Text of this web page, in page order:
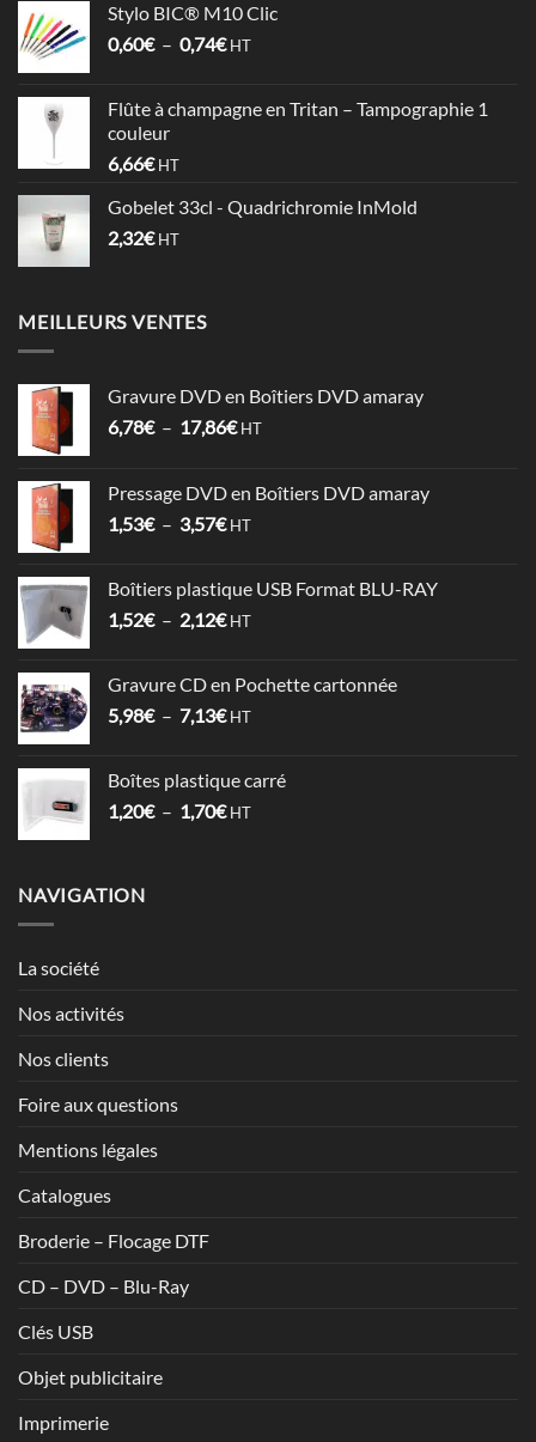
0,64€
à
Stylo BIC® M10 Clic
0,60€ – 0,74€Plage
0,60€
HT
Flûte à champagne en Tritan – Tampographie 1
couleur
6,66€ HT
Gobelet 33cl - Quadrichromie InMold
2,32€ HT
MEILLEURS VENTES
Gravure DVD en Boîtiers DVD amaray
6,78€ – 17,86€Plage
6,78€
à
HT
Pressage DVD en Boîtiers DVD amaray
1,53€ – 3,57€Plage
1,53€
à
HT
Boîtiers plastique USB Format BLU-RAY
1,52€ – 2,12€Plage
1,52€
à
HT
Gravure CD en Pochette cartonnée
5,98€ – 7,13€Plage
5,98€
à
HT
Boîtes plastique carré
1,20€ – 1,70€Plage
HT
NAVIGATION
La société
Nos activités
Nos clients
Foire aux questions
Mentions légales
Catalogues
Broderie – Flocage DTF
CD – DVD – Blu-Ray
Clés USB
Objet publicitaire
Imprimerie